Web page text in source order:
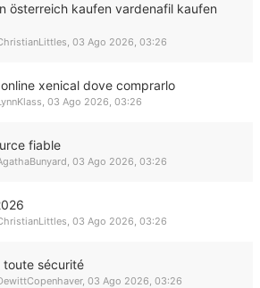
österreich kaufen vardenafil kaufen
, 03 Ago 2026, 03:26
xenical dove comprarlo
, 03 Ago 2026, 03:26
fiable
, 03 Ago 2026, 03:26
, 03 Ago 2026, 03:26
toute sécurité
, 03 Ago 2026, 03:26